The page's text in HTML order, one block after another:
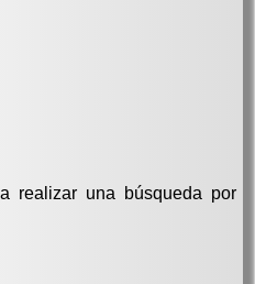
realizar una búsqueda por